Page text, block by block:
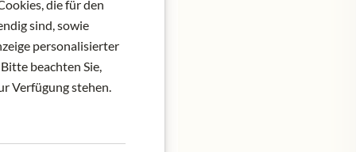
Martha und
einen Pinot
die für den
sind, sowie
personalisierter
beachten Sie,
Verfügung stehen.